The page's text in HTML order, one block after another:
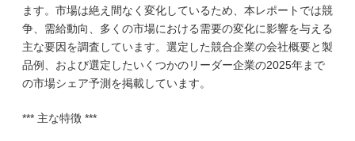
ます。市場は絶え間なく変化しているため、本レポートでは競
争、需給動向、多くの市場における需要の変化に影響を与える
主な要因を調査しています。選定した競合企業の会社概要と製
品例、および選定したいくつかのリーダー企業の2025年まで
の市場シェア予測を掲載しています。
*** 主な特徴 ***